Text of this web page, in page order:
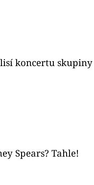
koncertu skupiny
Spears? Tahle!